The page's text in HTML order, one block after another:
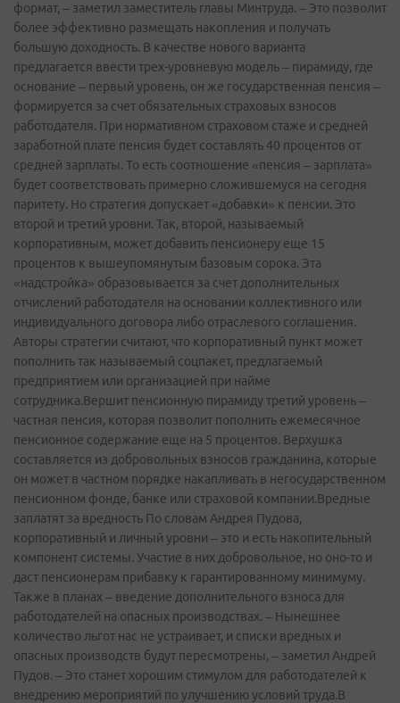
формат, – заметил заместитель главы Минтруда. – Это позволит
более эффективно размещать накопления и получать
большую доходность. В качестве нового варианта
предлагается ввести трех-уровневую модель – пирамиду, где
основание – первый уровень, он же государственная пенсия –
формируется за счет обязательных страховых взносов
работодателя. При нормативном страховом стаже и средней
заработной плате пенсия будет составлять 40 процентов от
средней зарплаты. То есть соотношение «пенсия – зарплата»
будет соответствовать примерно сложившемуся на сегодня
паритету. Но стратегия допускает «добавки» к пенсии. Это
второй и третий уровни. Так, второй, называемый
корпоративным, может добавить пенсионеру еще 15
процентов к вышеупомянутым базовым сорока. Эта
«надстройка» образовывается за счет дополнительных
отчислений работодателя на основании коллективного или
индивидуального договора либо отраслевого соглашения.
Авторы стратегии считают, что корпоративный пункт может
пополнить так называемый соцпакет, предлагаемый
предприятием или организацией при найме
сотрудника.Вершит пенсионную пирамиду третий уровень –
частная пенсия, которая позволит пополнить ежемесячное
пенсионное содержание еще на 5 процентов. Верхушка
составляется из добровольных взносов гражданина, которые
он может в частном порядке накапливать в негосударственном
пенсионном фонде, банке или страховой компании.Вредные
заплатят за вредность По словам Андрея Пудова,
корпоративный и личный уровни – это и есть накопительный
компонент системы. Участие в них добровольное, но оно-­то и
даст пенсионерам прибавку к гарантированному минимуму.
Также в планах – введение дополнительного взноса для
работодателей на опасных производствах. – Нынешнее
количество льгот нас не устраивает, и списки вредных и
опасных производств будут пересмотрены, – заметил Андрей
Пудов. – Это станет хорошим стимулом для работодателей к
внедрению мероприятий по улучшению условий труда.В